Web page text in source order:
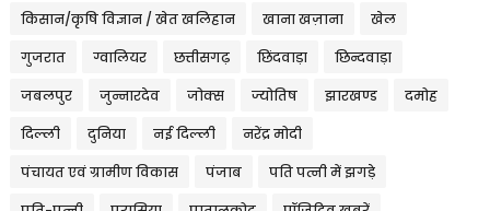
किसान/कृषि विज्ञान / खेत खलिहान खाना खज़ाना खेल
गुजरात ग्वालियर छत्तीसगढ़ छिंदवाड़ा छिन्दवाड़ा
जबलपुर जुन्नारदेव जोक्स ज्योतिष झारखण्ड दमोह
दिल्ली दुनिया नई दिल्ली नरेंद्र मोदी
पंचायत एवं ग्रामीण विकास पंजाब पति पत्नी में झगड़े